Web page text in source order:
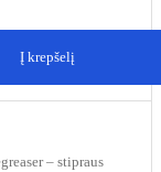
Į krepšelį